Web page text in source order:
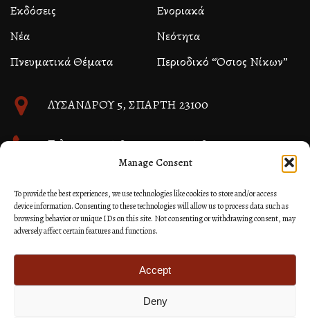
Manage Consent
To provide the best experiences, we use technologies like cookies to store and/or access
device information. Consenting to these technologies will allow us to process data such as
browsing behavior or unique IDs on this site. Not consenting or withdrawing consent, may
adversely affect certain features and functions.
Accept
Deny
Εκδόσεις
Ενοριακά
Νέα
Νεότητα
Πνευματικά Θέματα
Περιοδικό “Όσιος Νίκων”
ΛΥΣΑΝΔΡΟΥ 5, ΣΠΑΡΤΗ 23100
Τηλ. 27310 26580 και 27310 26581
Κατασκευή Ιστοσελίδων Site as you GO: Falcon από